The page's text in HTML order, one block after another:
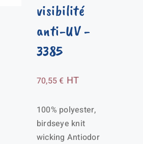
visibilité
anti-UV-
3385
70,55€ HT
100% polyester,
birdseye knit
wicking Antiodor